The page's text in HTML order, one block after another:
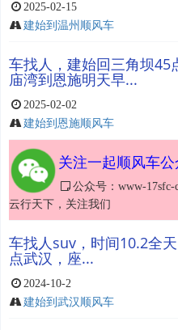
2025-02-15
建始到温州顺风车
车找人，建始回三角坝45
庙湾到恩施明天早...
2025-02-02
建始到恩施顺风车
关注一起顺风车
公众号：www-
云行天下，关注我们
车找人suv，时间10.2全
点武汉，座...
2024-10-2
建始到武汉顺风车